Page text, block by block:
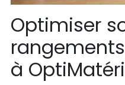
Optimiser
à